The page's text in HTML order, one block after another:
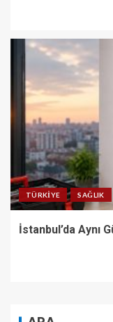
TÜRKIYE SAĞLIK
İstanbul’da Aynı